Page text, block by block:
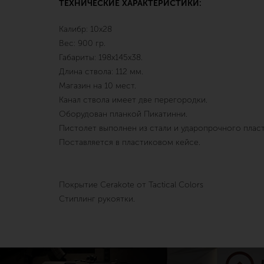
ТЕХНИЧЕСКИЕ ХАРАКТЕРИСТИКИ:
Калибр: 10х28
Вес: 900 гр.
Габариты: 198х145х38.
Длина ствола: 112 мм.
Магазин на 10 мест.
Канал ствола имеет две перегородки.
Оборудован планкой Пикатинни.
Пистолет выполнен из стали и ударопрочного
Поставляется в пластиковом кейсе.
Покрытие Cerakote от Tactical Colors
Стиплинг рукоятки.